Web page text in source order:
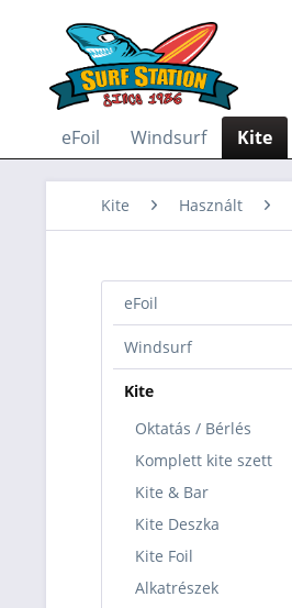
eFoil Windsurf Kite
Kite Használt
eFoil
Windsurf
Kite
Oktatás / Bérlés
Komplett kite szett
Kite & Bar
Kite Deszka
Kite Foil
Alkatrészek